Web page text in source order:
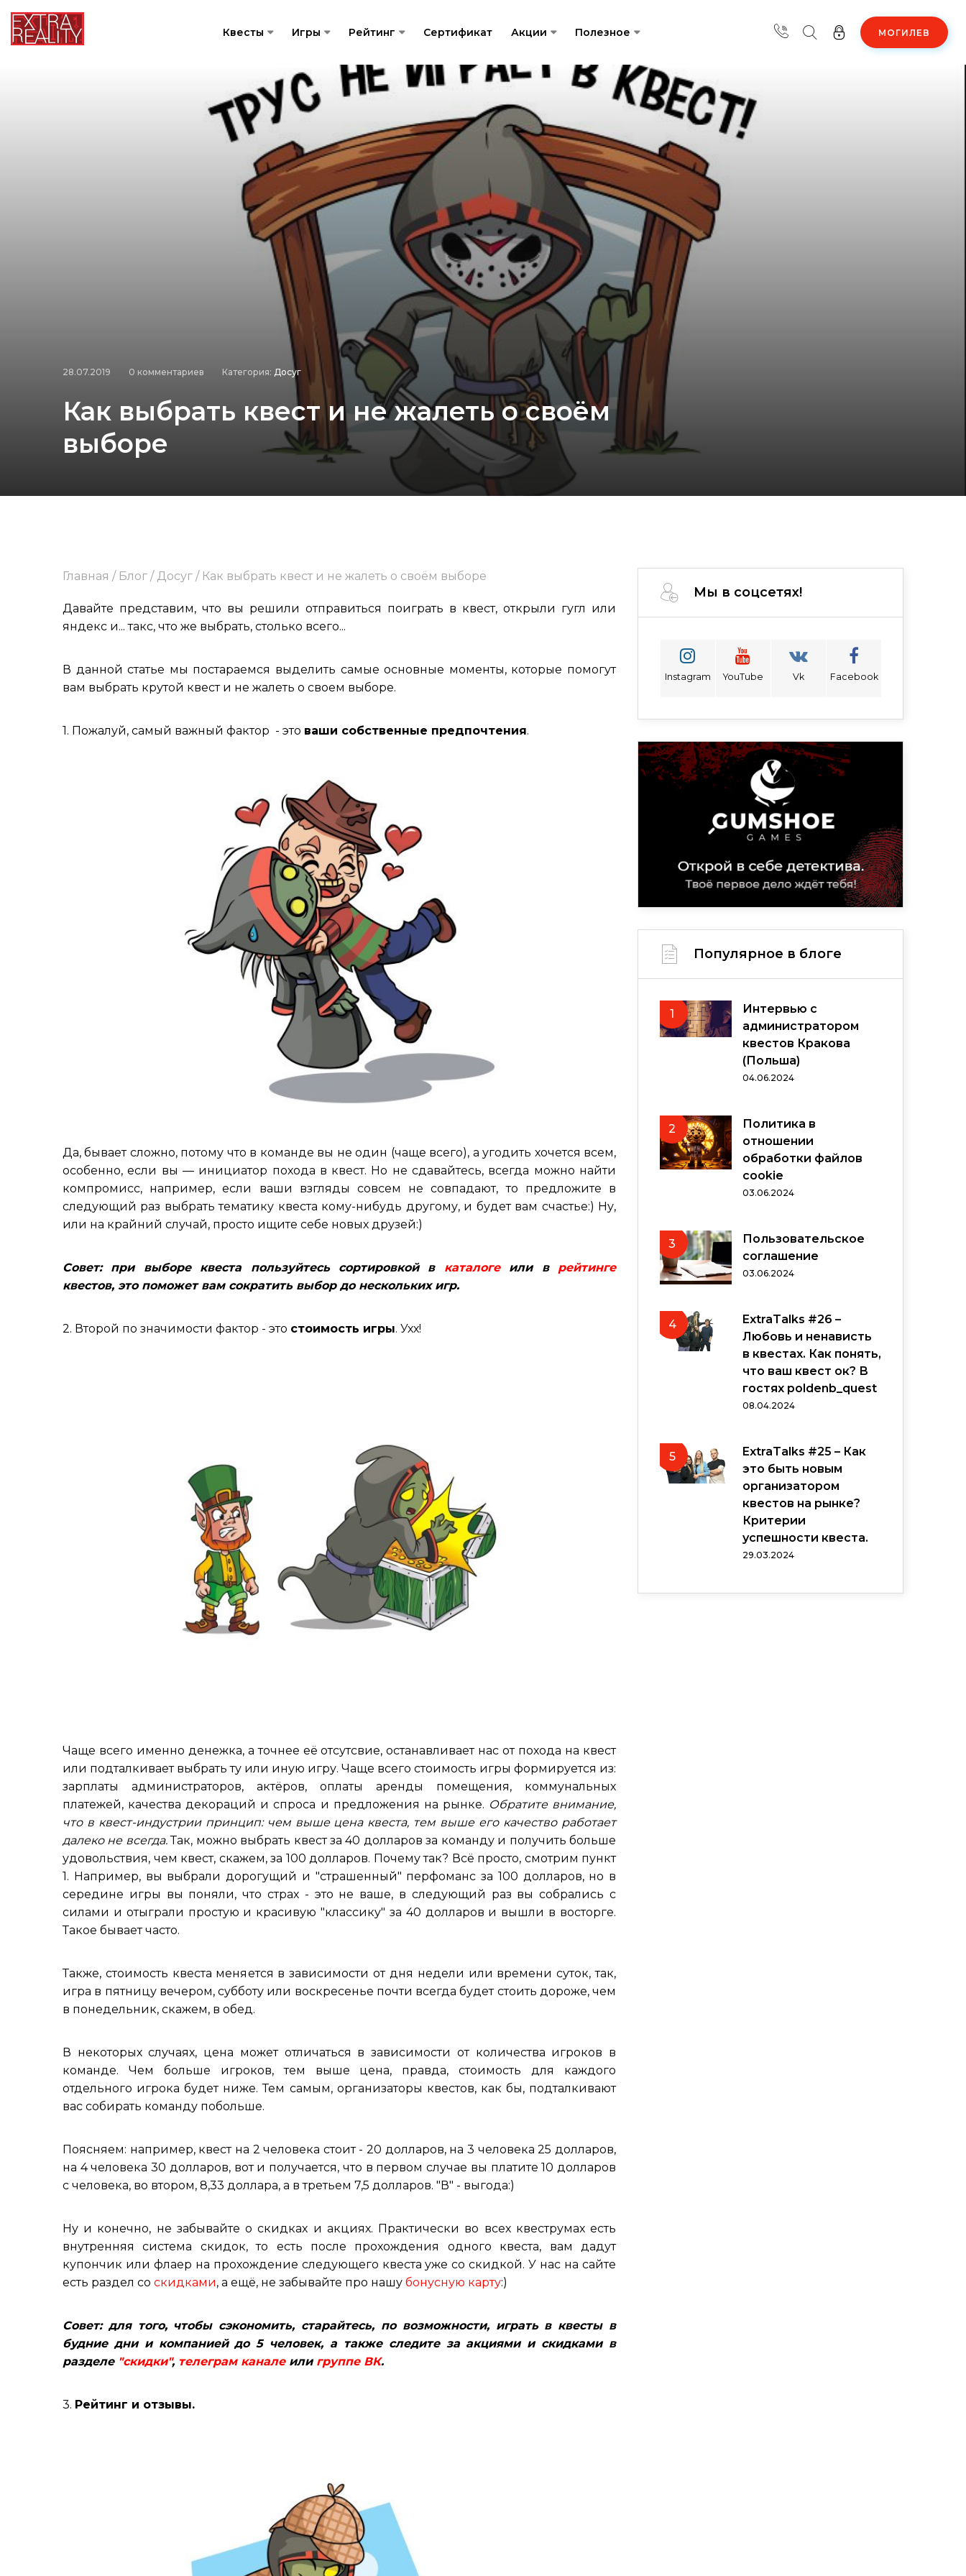
Квесты Игры Рейтинг Сертификат Акции Полезное МОГИЛЕВ
28.07.2019 0 комментариев Категория: Досуг
Как выбрать квест и не жалеть о своём
выборе
Главная / Блог / Досуг / Как выбрать квест и не жалеть о своём выборе
Давайте представим, что вы решили отправиться поиграть в квест, открыли гугл или
яндекс и... такс, что же выбрать, столько всего...
В данной статье мы постараемся выделить самые основные моменты, которые помогут
вам выбрать крутой квест и не жалеть о своем выборе.
1. Пожалуй, самый важный фактор - это ваши собственные предпочтения.
Да, бывает сложно, потому что в команде вы не один (чаще всего), а угодить хочется всем,
особенно, если вы — инициатор похода в квест. Но не сдавайтесь, всегда можно найти
компромисс, например, если ваши взгляды совсем не совпадают, то предложите в
следующий раз выбрать тематику квеста кому-нибудь другому, и будет вам счастье:) Ну,
или на крайний случай, просто ищите себе новых друзей:)
Совет: при выборе квеста пользуйтесь сортировкой в каталогеили в рейтинге
квестов, это поможет вам сократить выбор до нескольких игр.
2. Второй по значимости фактор - это стоимость игры. Ухх!
Чаще всего именно денежка, а точнее её отсутсвие, останавливает нас от похода на квест
или подталкивает выбрать ту или иную игру. Чаще всего стоимость игры формируется из:
зарплаты администраторов, актёров, оплаты аренды помещения, коммунальных
платежей, качества декораций и спроса и предложения на рынке. Обратите внимание,
что в квест-индустрии принцип: чем выше цена квеста, тем выше его качество работает
далеко не всегда.Так, можно выбрать квест за 40 долларов за команду и получить больше
удовольствия, чем квест, скажем, за 100 долларов. Почему так? Всё просто, смотрим пункт
1. Например, вы выбрали дорогущий и "страшенный" перфоманс за 100 долларов, но в
середине игры вы поняли, что страх - это не ваше, в следующий раз вы собрались с
силами и отыграли простую и красивую "классику" за 40 долларов и вышли в восторге.
Такое бывает часто.
Также, стоимость квеста меняется в зависимости от дня недели или времени суток, так,
игра в пятницу вечером, субботу или воскресенье почти всегда будет стоить дороже, чем
в понедельник, скажем, в обед.
В некоторых случаях, цена может отличаться в зависимости от количества игроков в
команде. Чем больше игроков, тем выше цена, правда, стоимость для каждого
отдельного игрока будет ниже. Тем самым, организаторы квестов, как бы, подталкивают
вас собирать команду побольше.
Поясняем: например, квест на 2 человека стоит - 20 долларов, на 3 человека 25 долларов,
на 4 человека 30 долларов, вот и получается, что в первом случае вы платите 10 долларов
с человека, во втором, 8,33 доллара, а в третьем 7,5 долларов. "В" - выгода:)
Ну и конечно, не забывайте о скидках и акциях. Практически во всех квеструмах есть
внутренняя система скидок, то есть после прохождения одного квеста, вам дадут
купончик или флаер на прохождение следующего квеста уже со скидкой. У нас на сайте
есть раздел со скидками, а ещё, не забывайте про нашу бонусную карту:)
Совет: для того, чтобы сэкономить, старайтесь, по возможности, играть в квесты в
будние дни и компанией до 5 человек, а также следите за акциями и скидками в
разделе "скидки", телеграм каналеили группе ВК.
3. Рейтинг и отзывы.
Мы в соцсетях!
Instagram YouTube Vk Facebook
Популярное в блоге
1
Интервью с
администратором
квестов Кракова
(Польша)
04.06.2024
2
Политика в
отношении
обработки файлов
cookie
03.06.2024
3
Пользовательское
соглашение
03.06.2024
4
ExtraTalks #26 –
Любовь и ненависть
в квестах. Как понять,
что ваш квест ок? В
гостях poldenb_quest
08.04.2024
5
ExtraTalks #25 – Как
это быть новым
организатором
квестов на рынке?
Критерии
успешности квеста.
29.03.2024